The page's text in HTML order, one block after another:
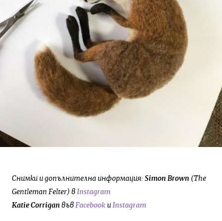
Снимки и допълнителна информация: ​ Simon Brown (The
Gentleman Felter) в Instagram
Katie Corrigan във Facebook и Instagram